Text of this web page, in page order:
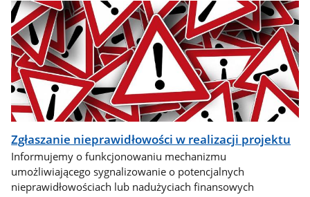
Zgłaszanie nieprawidłowości w realizacji projektu
Informujemy o funkcjonowaniu mechanizmu
umożliwiającego sygnalizowanie o potencjalnych
nieprawidłowościach lub nadużyciach finansowych